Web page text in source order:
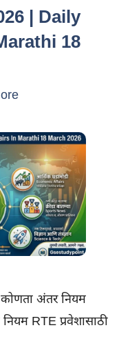
| Daily
18
कोणता अंतर नियम
RTE प्रवेशासाठी